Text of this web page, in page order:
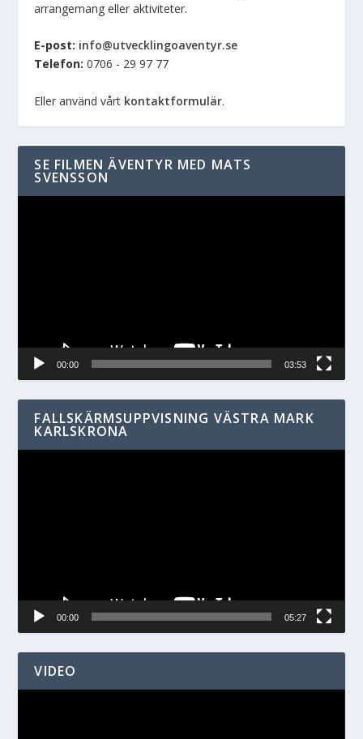
arrangemang eller aktiviteter.
E-post: info@utvecklingoaventyr.se
Telefon: 0706 - 29 97 77
Eller använd vårt kontaktformulär.
SE FILMEN ÄVENTYR MED MATS
SVENSSON
00:00 03:53
FALLSKÄRMSUPPVISNING VÄSTRA MARK
KARLSKRONA
00:00 05:27
VIDEO